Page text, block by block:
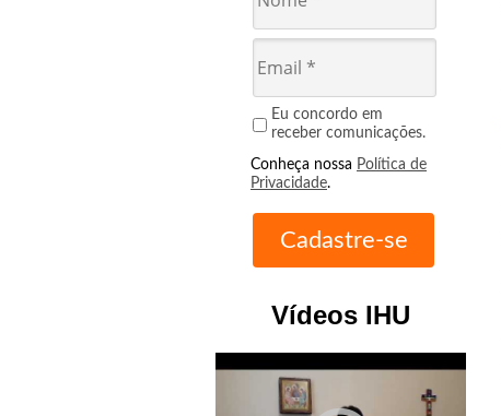
Eu concordo em
receber comunicações.
Conheça nossa Política de
Privacidade.
Vídeos IHU